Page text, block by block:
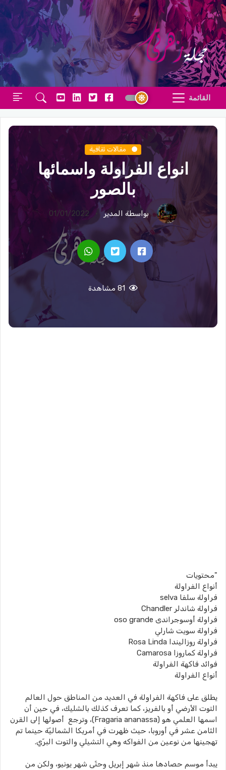
القائمة
مقالات ثقافية
انواع الفراولة واسمائها
بالصور
بواسطة المدير 01/01/2022
"محتويات
أنواع الفراولة
فراولة سلفا selva
فراولة شاندلر Chandler
فراولة أوسوجراندى oso grande
فراولة سويت شارلي
فراولة روزاليندا Rosa Linda
فراولة كماروزا Camarosa
فوائد فاكهة الفراولة
أنواع الفراولة
يطلق على فاكهة الفراولة في العديد من المناطق حول العالم
التوت الأرضي أو بالفريز، كما تعرف كذلك بالشليك، في حين أن
اسمها العلمي هو (Fragaria ananassa)، وترجع أصولها إلى القرن
الثامن عشر في أوروبا، حيث ظهرت في أمريكا الشماليّة حينما تم
تهجينها من نوعين من الفواكه وهي التشيلي والتوت البرّي.
يبدأ موسم حصادها منذ شهر إبريل وحتّى شهر يونيو، ولكن من